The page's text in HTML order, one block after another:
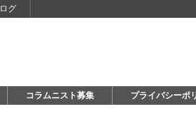
グ
コラムニスト募集 プライバシーポ